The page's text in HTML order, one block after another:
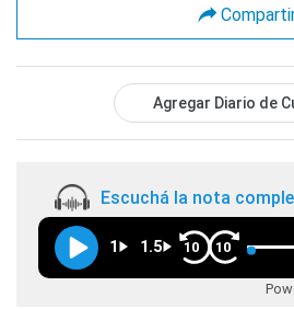
Agregar Diario de
Escuchá la nota
1 1.5 10 10